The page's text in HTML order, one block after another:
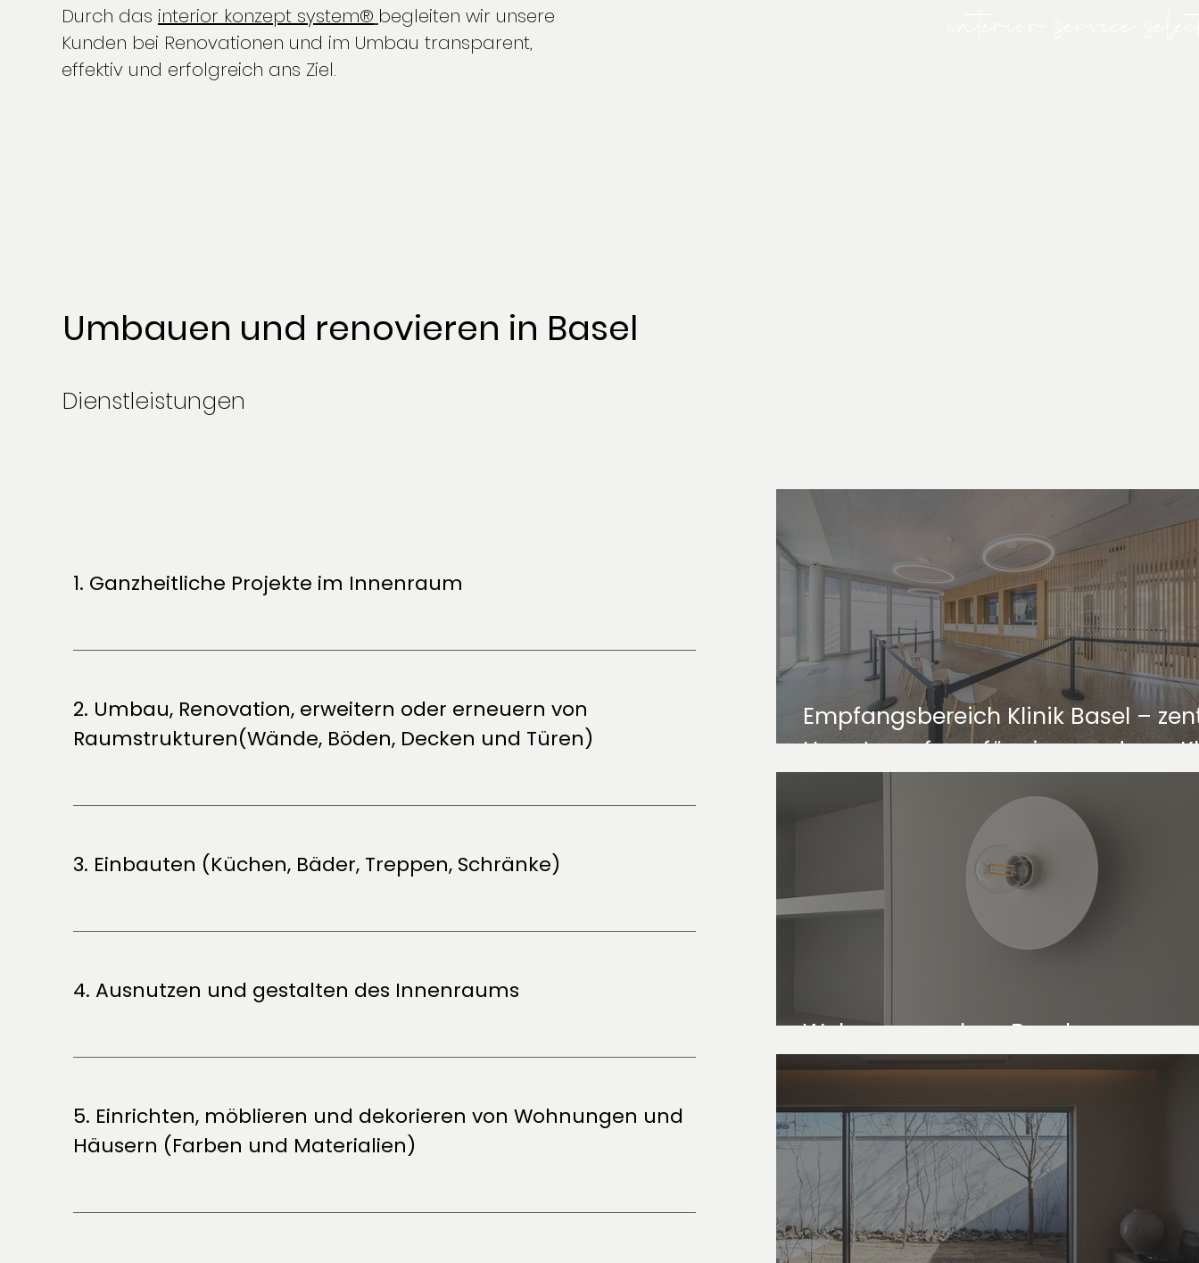
Durch das interior konzept system® begleiten wir unsere
Kunden bei Renovationen und im Umbau transparent,
effektiv und erfolgreich ans Ziel.
Umbauen und renovieren in Basel
Dienstleistungen
1. Ganzheitliche Projekte im Innenraum
2. Umbau, Renovation, erweitern oder erneuern von
Raumstrukturen(Wände, Böden, Decken und Türen)
3. Einbauten (Küchen, Bäder, Treppen, Schränke)
4. Ausnutzen und gestalten des Innenraums
5. Einrichten, möblieren und dekorieren von Wohnungen und
Häusern (Farben und Materialien)
Empfangsbereich Klinik Basel –
Hauptempfang für eine moderne
Wohnungsumbau Basel